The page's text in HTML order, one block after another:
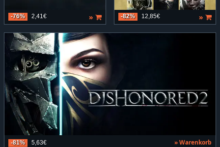
-76% 2,41€ » -82% 12,85€ »
-81% 5,63€ » Warenkorb